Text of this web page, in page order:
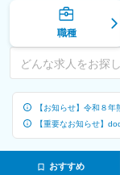
職種
どんな求人をお探
【お知らせ】令和８
【重要なお知らせ】
おすすめ